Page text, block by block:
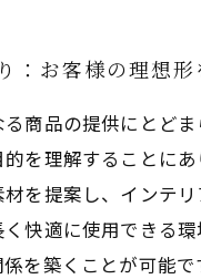
：お客様の理想
商品の提供にとど
を理解することに
を提案し、インテ
快適に使用できる
を築くことが可能